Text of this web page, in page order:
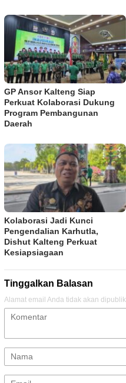
GP Ansor Kalteng Siap
Perkuat Kolaborasi Dukung
Program Pembangunan
Daerah
Kolaborasi Jadi Kunci
Pengendalian Karhutla,
Dishut Kalteng Perkuat
Kesiapsiagaan
Tinggalkan Balasan
Alamat email Anda tidak akan